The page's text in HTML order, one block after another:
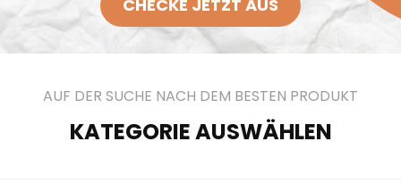
CHECKE JETZT AUS
AUF DER SUCHE NACH DEM BESTEN PRODUKT
KATEGORIE AUSWÄHLEN